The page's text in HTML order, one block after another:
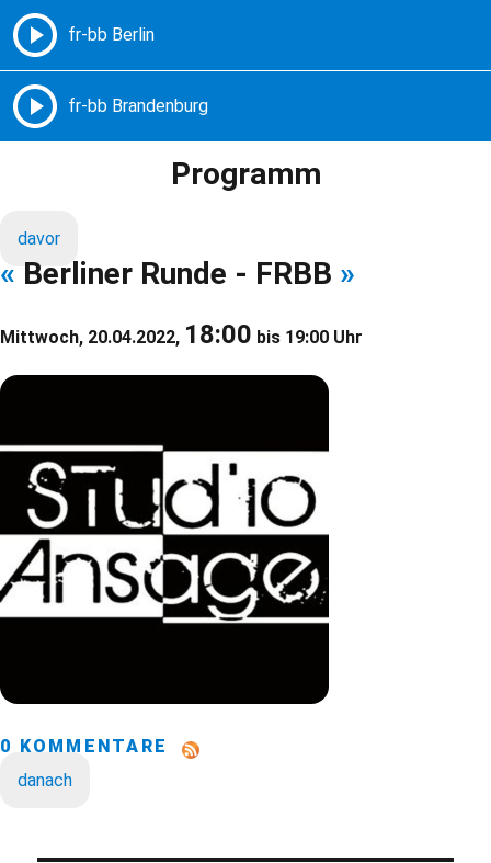
Freie Radios – Berlin Brandenburg
Programm
davor
« Berliner Runde - FRBB »
Mittwoch, 20.04.2022, 18:00 bis 19:00 Uhr
0 KOMMENTARE
danach